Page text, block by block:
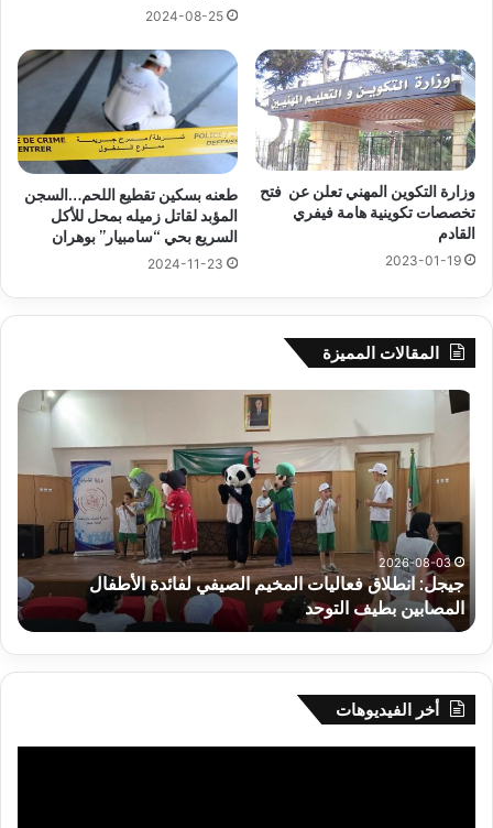
2024-08-25
وزارة التكوين المهني تعلن عن فتح
تخصصات تكوينية هامة فيفري
القادم
2023-01-19
طعنه بسكين تقطيع اللحم…السجن
المؤبد لقاتل زميله بمحل للأكل
السريع بحي “سامبيار” بوهران
2024-11-23
المقالات المميزة
جيجل:
المخيم
لفائدة
الأطفال
المصابين
بطيف
التوحد
2026-08-03
جيجل: انطلاق فعاليات المخيم الصيفي لفائدة الأطفال
المصابين بطيف التوحد
أخر الفيديوهات